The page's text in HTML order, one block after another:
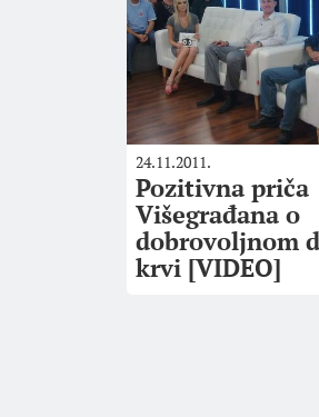
24.11.2011.
Pozitivna priča
Višegrađana o
dobrovoljnom
krvi [VIDEO]